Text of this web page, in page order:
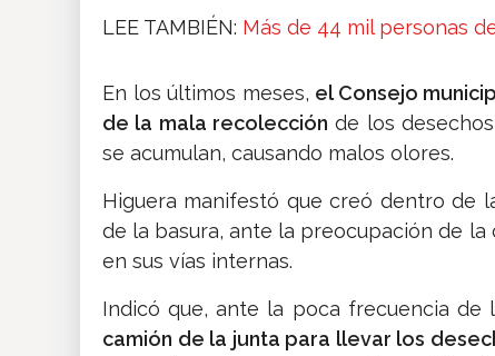
LEE TAMBIÉN: Más de 44 mil personas
En los últimos meses, el Consejo
de la mala recolección de los
se acumulan, causando malos olores.
Higuera manifestó que creó dentro de
de la basura, ante la preocupación de
en sus vías internas.
Indicó que, ante la poca frecuencia de
camión de la junta para llevar los